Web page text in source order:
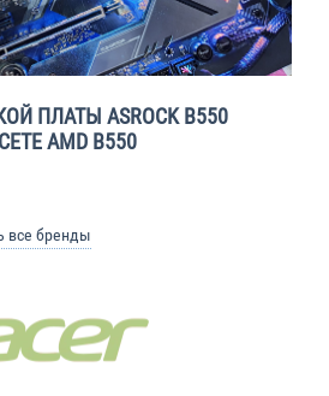
ПЛАТЫ ASROCK B550
AMD B550
все бренды